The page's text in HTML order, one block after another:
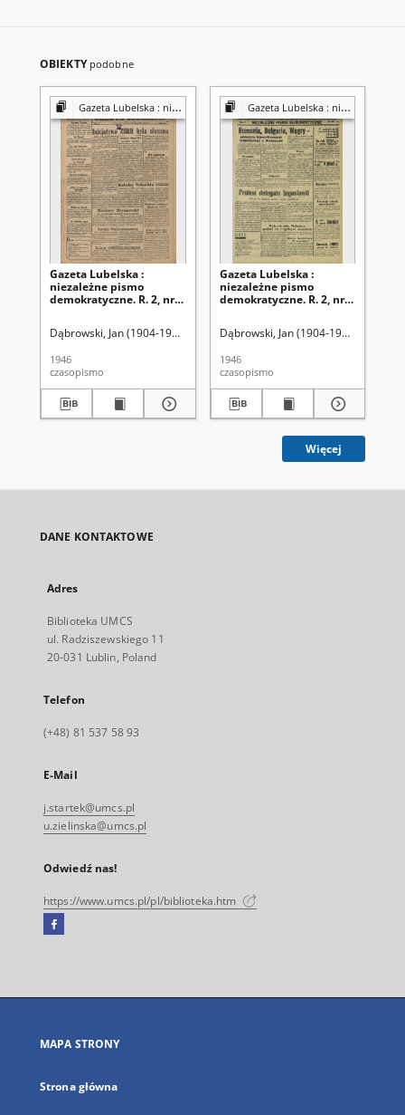
OBIEKTY podobne
Gazeta Lubelska : niezależny organ demokratyczny
Gazeta Lubelska :
niezależne pismo
demokratyczne. R. 2, nr
Dąbrowski, Jan (1904-1964). Red
1946
czasopismo
Gazeta Lubelska : niezależny organ demokratyczny
Gazeta Lubelska :
niezależne pismo
demokratyczne. R. 2, nr
Dąbrowski, Jan (1904-1964). Red
1946
czasopismo
Więcej
DANE KONTAKTOWE
Adres
Biblioteka UMCS
ul. Radziszewskiego 11
20-031 Lublin, Poland
Telefon
(+48) 81 537 58 93
E-Mail
j.startek@umcs.pl
u.zielinska@umcs.pl
Odwiedź nas!
https://www.umcs.pl/pl/biblioteka.htm
Facebook
się
karcie
MAPA STRONY
Strona główna